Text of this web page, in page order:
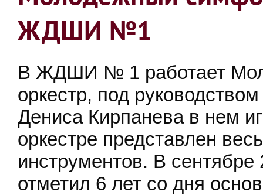
ЖДШИ №1
В ЖДШИ № 1 работает
оркестр, под
Дениса Кирпанева в нем
оркестре представлен
инструментов. В сентябре
отметил 6 лет со дня